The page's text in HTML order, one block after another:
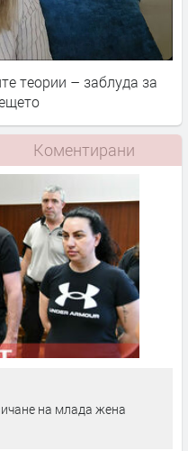
теории – заблуда за
Коментирани
на млада жена